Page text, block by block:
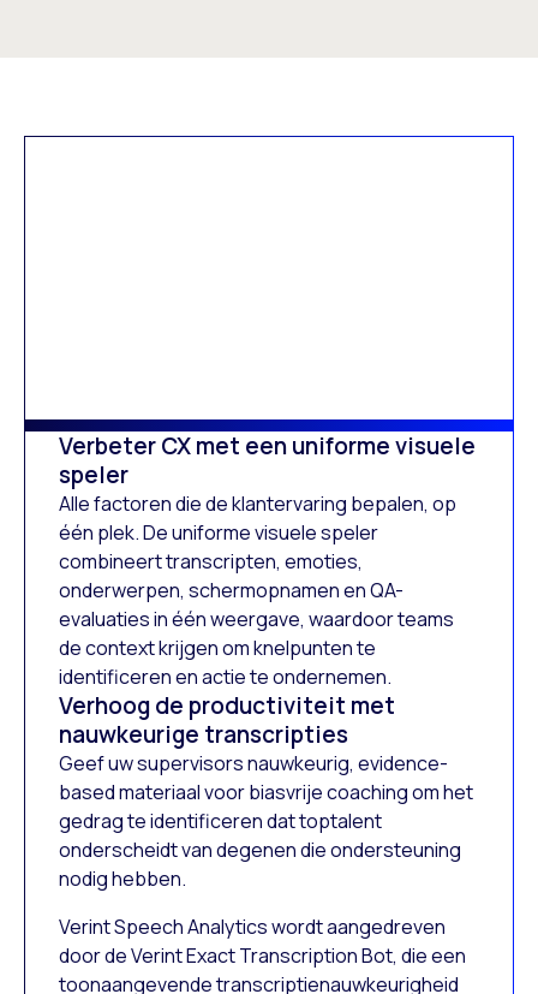
Verbeter CX met een uniforme visuele
speler
Alle factoren die de klantervaring bepalen, op
één plek. De uniforme visuele speler
combineert transcripten, emoties,
onderwerpen, schermopnamen en QA-
evaluaties in één weergave, waardoor teams
de context krijgen om knelpunten te
identificeren en actie te ondernemen.
Verhoog de productiviteit met
nauwkeurige transcripties
Geef uw supervisors nauwkeurig, evidence-
based materiaal voor biasvrije coaching om het
gedrag te identificeren dat toptalent
onderscheidt van degenen die ondersteuning
nodig hebben.
Verint Speech Analytics wordt aangedreven
door de Verint Exact Transcription Bot, die een
toonaangevende transcriptienauwkeurigheid